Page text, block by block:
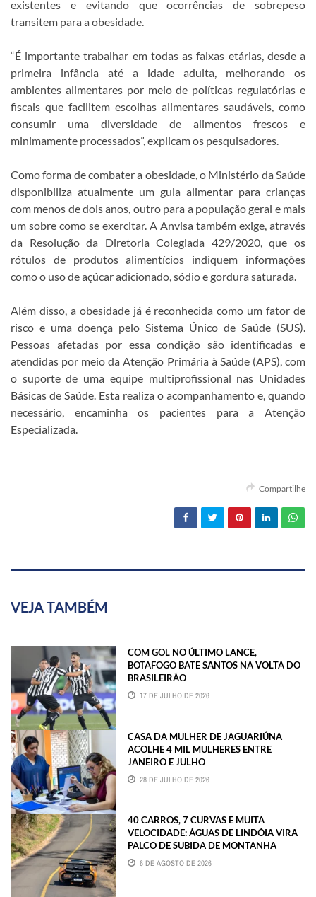
existentes e evitando que ocorrências de sobrepeso
transitem para a obesidade.
“É importante trabalhar em todas as faixas etárias, desde a
primeira infância até a idade adulta, melhorando os
ambientes alimentares por meio de políticas regulatórias e
fiscais que facilitem escolhas alimentares saudáveis, como
consumir uma diversidade de alimentos frescos e
minimamente processados”, explicam os pesquisadores.
Como forma de combater a obesidade, o Ministério da Saúde
disponibiliza atualmente um guia alimentar para crianças
com menos de dois anos, outro para a população geral e mais
um sobre como se exercitar. A Anvisa também exige, através
da Resolução da Diretoria Colegiada 429/2020, que os
rótulos de produtos alimentícios indiquem informações
como o uso de açúcar adicionado, sódio e gordura saturada.
Além disso, a obesidade já é reconhecida como um fator de
risco e uma doença pelo Sistema Único de Saúde (SUS).
Pessoas afetadas por essa condição são identificadas e
atendidas por meio da Atenção Primária à Saúde (APS), com
o suporte de uma equipe multiprofissional nas Unidades
Básicas de Saúde. Esta realiza o acompanhamento e, quando
necessário, encaminha os pacientes para a Atenção
Especializada.
Compartilhe
VEJA TAMBÉM
COM GOL NO ÚLTIMO LANCE,
BOTAFOGO BATE SANTOS NA VOLTA DO
BRASILEIRÃO
17 DE JULHO DE 2026
CASA DA MULHER DE JAGUARIÚNA
ACOLHE 4 MIL MULHERES ENTRE
JANEIRO E JULHO
28 DE JULHO DE 2026
40 CARROS, 7 CURVAS E MUITA
VELOCIDADE: ÁGUAS DE LINDÓIA VIRA
PALCO DE SUBIDA DE MONTANHA
6 DE AGOSTO DE 2026